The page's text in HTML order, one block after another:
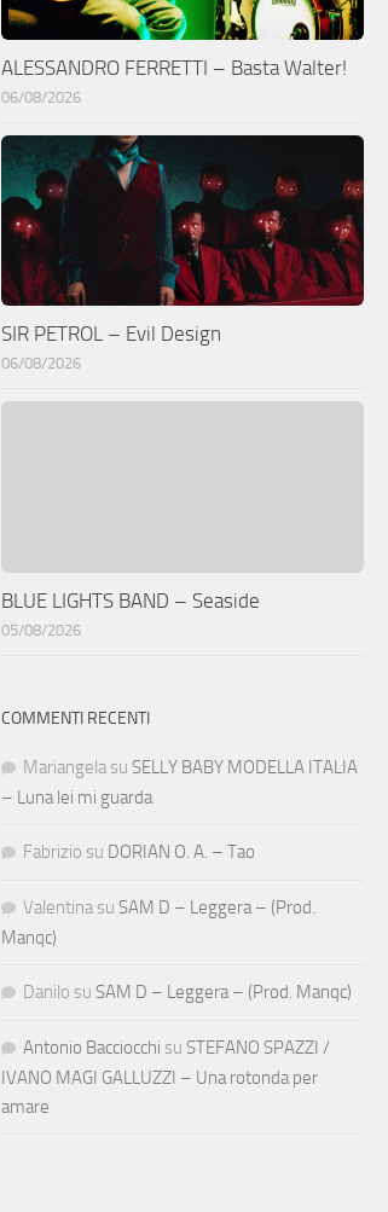
ALESSANDRO FERRETTI – Basta Walter!
06/08/2026
SIR PETROL – Evil Design
06/08/2026
BLUE LIGHTS BAND – Seaside
05/08/2026
COMMENTI RECENTI
Mariangela su SELLY BABY MODELLA ITALIA
– Luna lei mi guarda
Fabrizio su DORIAN O. A. – Tao
Valentina su SAM D – Leggera – (Prod.
Manqc)
Danilo su SAM D – Leggera – (Prod. Manqc)
Antonio Bacciocchi su STEFANO SPAZZI /
IVANO MAGI GALLUZZI – Una rotonda per
amare